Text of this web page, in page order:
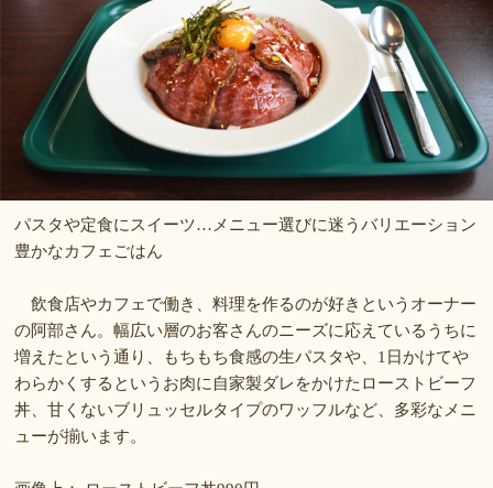
パスタや定食にスイーツ…メニュー選びに迷うバリエーション
豊かなカフェごはん
飲食店やカフェで働き、料理を作るのが好きというオーナー
の阿部さん。幅広い層のお客さんのニーズに応えているうちに
増えたという通り、もちもち食感の生パスタや、1日かけてや
わらかくするというお肉に自家製ダレをかけたローストビーフ
丼、甘くないブリュッセルタイプのワッフルなど、多彩なメニ
ューが揃います。